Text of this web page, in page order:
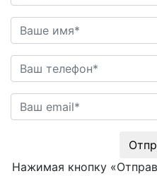
Нажимая кнопку